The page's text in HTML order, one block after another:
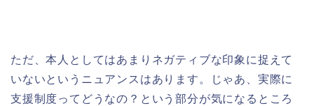
ただ、本人としてはあまりネガティブな印象に捉えて
いないというニュアンスはあります。じゃあ、実際に
支援制度ってどうなの？という部分が気になるところ